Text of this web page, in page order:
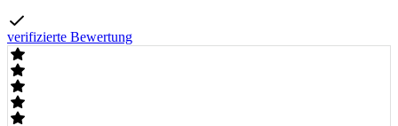
verifizierte Bewertung